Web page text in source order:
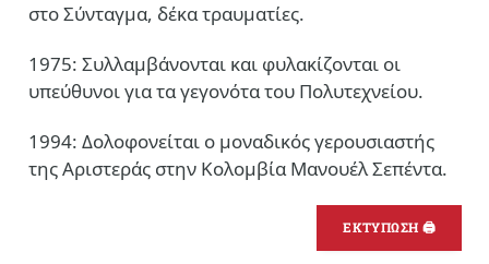
στο Σύνταγμα, δέκα τραυματίες.
1975: Συλλαμβάνονται και φυλακίζονται οι
υπεύθυνοι για τα γεγονότα του Πολυτεχνείου.
1994: Δολοφονείται ο μοναδικός γερουσιαστής
της Αριστεράς στην Κολομβία Μανουέλ Σεπέντα.
ΕΚΤΥΠΩΣΗ 🖨